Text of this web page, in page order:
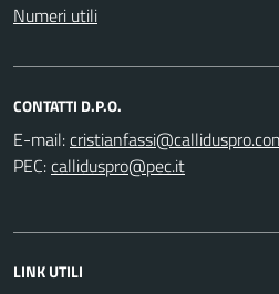
Numeri utili
CONTATTI D.P.O.
E-mail:
PEC:
LINK UTILI